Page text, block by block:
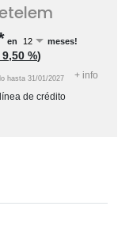
en meses!
9,50 %)
hasta 31/01/2027 + info
de crédito